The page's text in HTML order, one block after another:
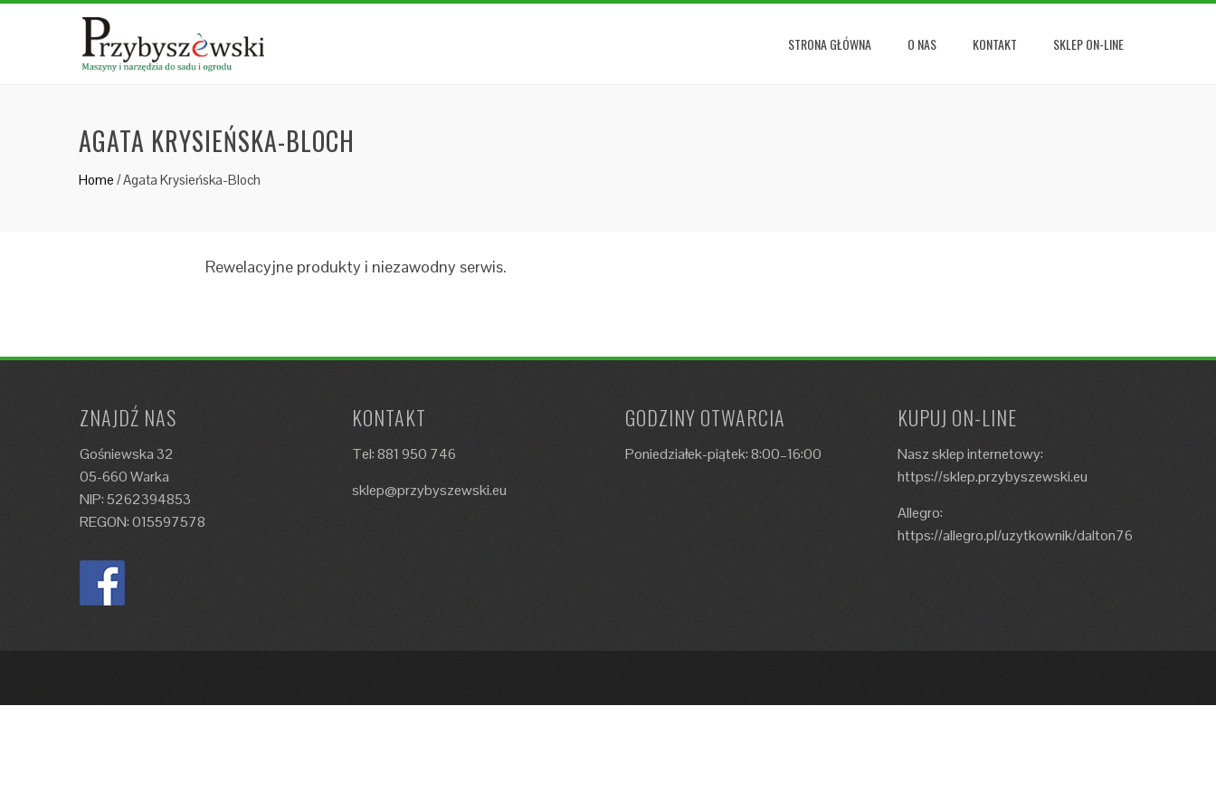
STRONA GŁÓWNA O NAS KONTAKT SKLEP ON-LINE
AGATA KRYSIEŃSKA-BLOCH
Home /Agata Krysieńska-Bloch
Rewelacyjne produkty i niezawodny serwis.
ZNAJDŹ NAS
Gośniewska 32
05-660 Warka
NIP: 5262394853
REGON: 015597578
KONTAKT
Tel: 881 950 746
sklep@przybyszewski.eu
GODZINY OTWARCIA
Poniedziałek-piątek: 8:00–16:00
KUPUJ ON-LINE
Nasz sklep internetowy:
https://sklep.przybyszewski.eu
Allegro:
https://allegro.pl/uzytkownik/dalton76